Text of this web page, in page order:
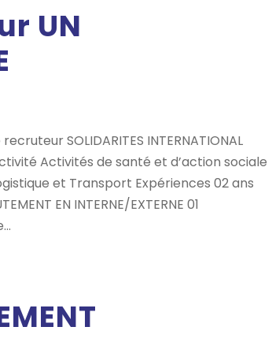
UN
SOLIDARITES INTERNATIONAL
Activités de santé et d’action sociale
et Transport Expériences 02 ans
EN INTERNE/EXTERNE 01